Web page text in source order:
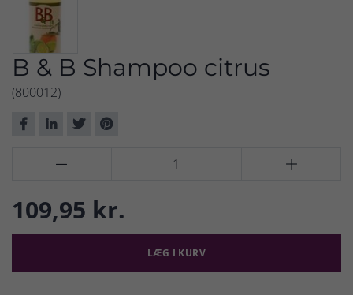
B & B Shampoo citrus
(800012)
 
109,95 kr.
LÆG I KURV